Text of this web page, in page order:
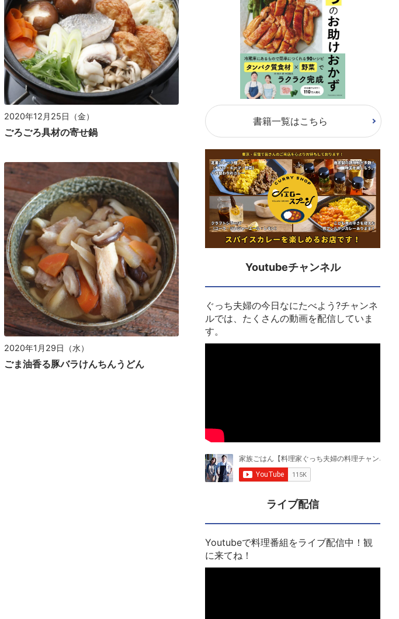
2020年12月25日（金）
ごろごろ具材の寄せ鍋
2020年1月29日（水）
ごま油香る豚バラけんちんうどん
書籍一覧はこちら
Youtubeチャンネル
ぐっち夫婦の今日なにたべよう?チャンネ
ルでは、たくさんの動画を配信していま
す。
ライブ配信
Youtubeで料理番組をライブ配信中！観
に来てね！